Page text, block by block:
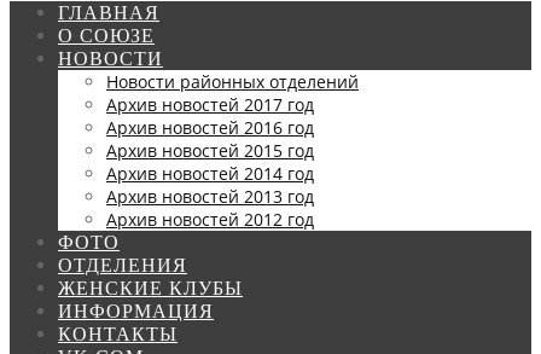
ГЛАВНАЯ
О СОЮЗЕ
НОВОСТИ
Новости районных отделений
Архив новостей 2017 год
Архив новостей 2016 год
Архив новостей 2015 год
Архив новостей 2014 год
Архив новостей 2013 год
Архив новостей 2012 год
ФОТО
ОТДЕЛЕНИЯ
ЖЕНСКИЕ КЛУБЫ
ИНФОРМАЦИЯ
КОНТАКТЫ